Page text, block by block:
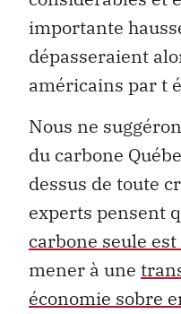
importante
dépasseraient
américains par t
Nous ne
du carbone
dessus de toute
experts pensent
carbone seule
mener à une
économie sobre